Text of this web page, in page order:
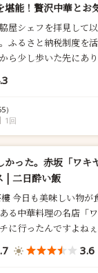
堪能！贅沢中華とお
屋シェフを拝見して
ふるさと納税制度を
ら少し歩いた先にあ
使った上海風煮込み
）
1回
かった。赤坂「ワキ
| 二日酔い飯
飯で
る中華料理の名店「
に行ったんですよね
3.6